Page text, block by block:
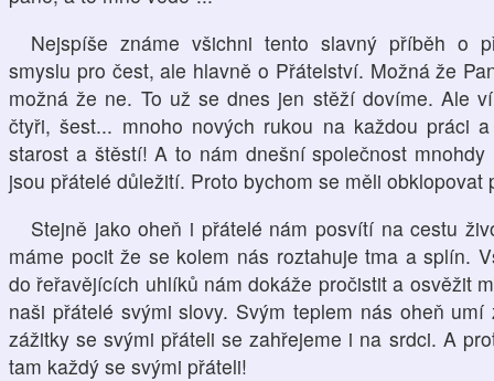
Nejspíše známe všichni tento slavný příběh o
smyslu pro čest, ale hlavně o Přátelství. Možná že
možná že ne. To už se dnes jen stěží dovíme. Ale
čtyři, šest... mnoho nových rukou na každou práci
starost a štěstí! A to nám dnešní společnost
jsou přátelé důležití. Proto bychom se měli
Stejně jako oheň i přátelé nám posvítí na cestu
máme pocit že se kolem nás roztahuje tma a splín.
do řeřavějících uhlíků nám dokáže pročistit a osvěžit
naši přátelé svými slovy. Svým teplem nás oheň
zážitky se svými přáteli se zahřejeme i na srdci. A
tam každý se svými přáteli!